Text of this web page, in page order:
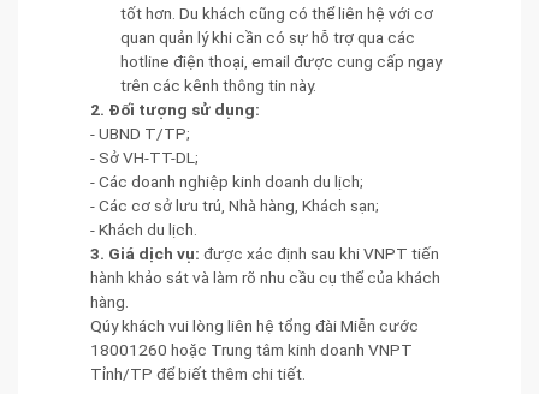
tốt hơn. Du khách cũng có thể liên hệ với cơ
quan quản lý khi cần có sự hỗ trợ qua các
hotline điện thoại, email được cung cấp ngay
trên các kênh thông tin này.
2. Đối tượng sử dụng:
- UBND T/TP;
- Sở VH-TT-DL;
- Các doanh nghiệp kinh doanh du lịch;
- Các cơ sở lưu trú, Nhà hàng, Khách sạn;
- Khách du lịch.
3. Giá dịch vụ: được xác định sau khi VNPT tiến
hành khảo sát và làm rõ nhu cầu cụ thể của khách
hàng.
Qúy khách vui lòng liên hệ tổng đài Miễn cước
18001260 hoặc Trung tâm kinh doanh VNPT
Tỉnh/TP để biết thêm chi tiết.